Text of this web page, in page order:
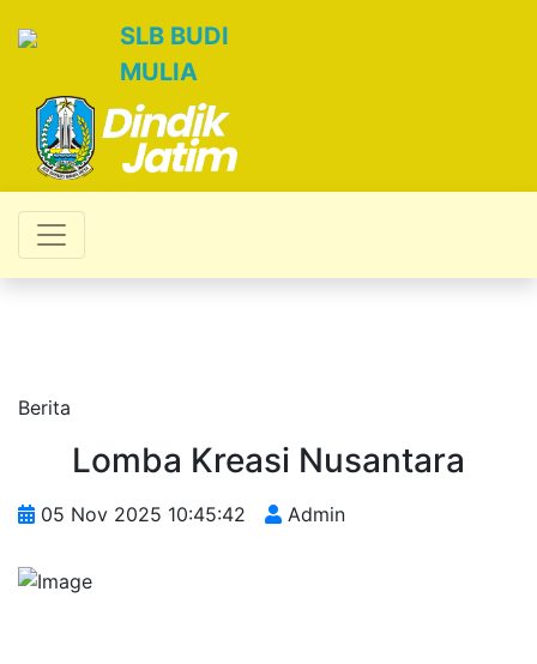
SLB BUDI
MULIA
Berita
Lomba Kreasi Nusantara
05 Nov 2025 10:45:42 Admin